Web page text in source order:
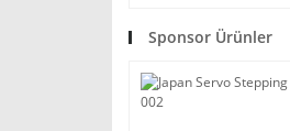
Sponsor Ürünler